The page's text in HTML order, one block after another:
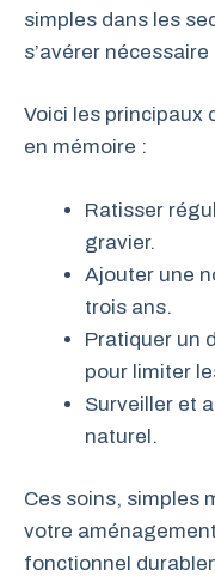
simples dans les
s’avérer
Voici les principaux
en mémoire :
Ratisser
gravier.
Ajouter une
trois ans.
Pratiquer un
pour limiter
Surveiller et
naturel.
Ces soins, simples
votre
fonctionnel